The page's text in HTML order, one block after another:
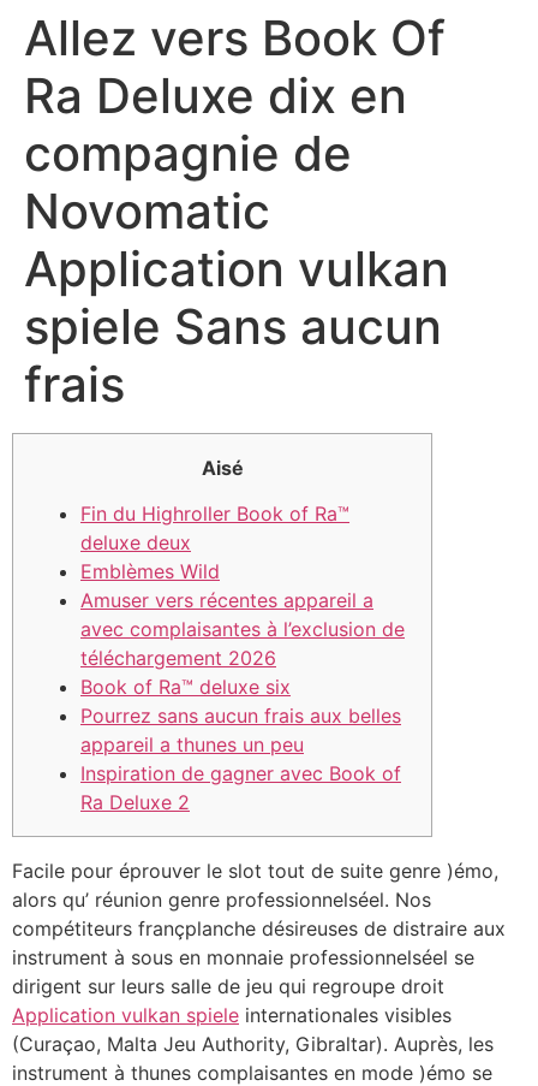
Allez vers Book Of
Ra Deluxe dix en
compagnie de
Novomatic
Application vulkan
spiele Sans aucun
frais
Aisé
Fin du Highroller Book of Ra™
deluxe deux
Emblèmes Wild
Amuser vers récentes appareil a
avec complaisantes à l’exclusion de
téléchargement 2026
Book of Ra™ deluxe six
Pourrez sans aucun frais aux belles
appareil a thunes un peu
Inspiration de gagner avec Book of
Ra Deluxe 2
Facile pour éprouver le slot tout de suite genre )émo,
alors qu’ réunion genre professionnelséel. Nos
compétiteurs françplanche désireuses de distraire aux
instrument à sous en monnaie professionnelséel se
dirigent sur leurs salle de jeu qui regroupe droit
Application vulkan spiele internationales visibles
(Curaçao, Malta Jeu Authority, Gibraltar). Auprès, les
instrument à thunes complaisantes en mode )émo se